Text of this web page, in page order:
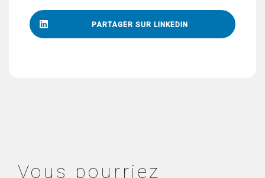
PARTAGER SUR LINKEDIN
Vous pourriez